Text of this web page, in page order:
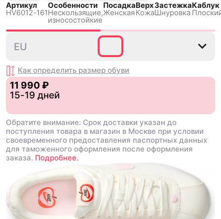
Артикул
HV6012-161
Особенности
Нескользящиe,
износостойкие
Посадка
Женская
Верх
Кожа
Застежка
Шнуровка
Каблук
38
EU
Как определить размер обуви
11 990 ₽
15-19 дней
Обратите внимание: Срок доставки указан до
поступления товара в магазин в Москве при условии
своевременного предоставления паспортных данных
для таможенного оформления после оформления
заказа. Подробнее.